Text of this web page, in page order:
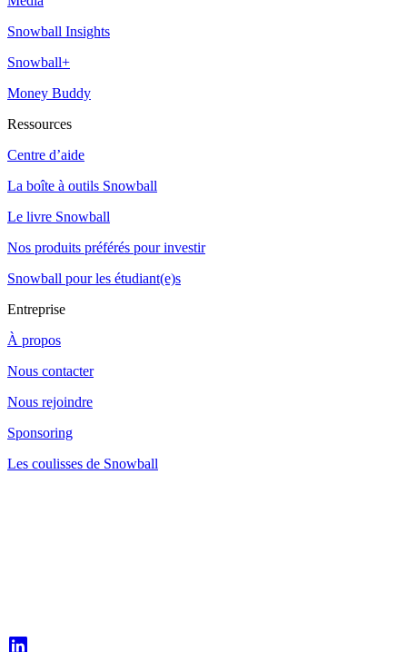
Snowball Insights
Snowball+
Money Buddy
Ressources
Centre d’aide
La boîte à outils Snowball
Le livre Snowball
Nos produits préférés pour investir
Snowball pour les étudiant(e)s
Entreprise
À propos
Nous contacter
Nous rejoindre
Sponsoring
Les coulisses de Snowball